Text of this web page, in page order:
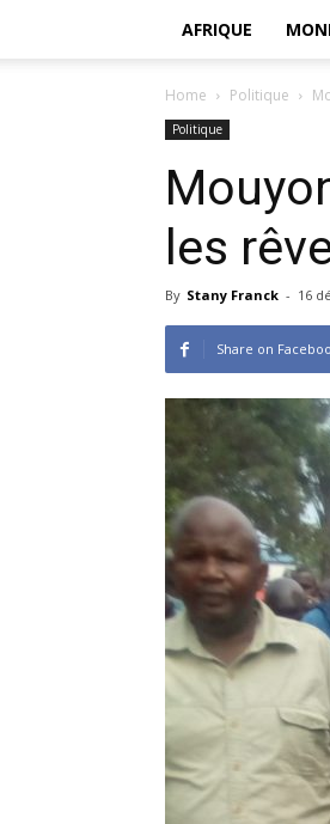
AFRIQUE
Home Politique
Politique
les
By Stany Franck - 16
Share on